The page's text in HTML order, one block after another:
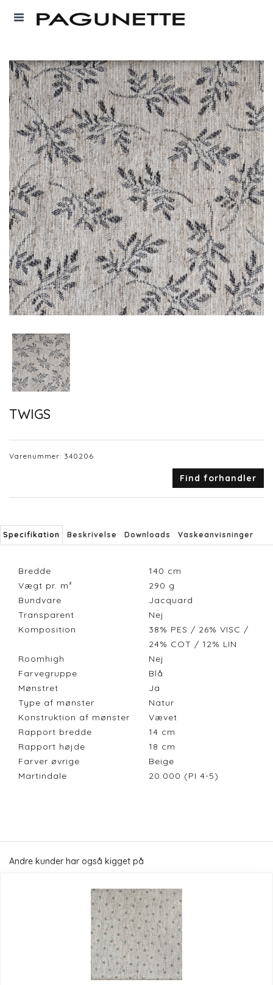
TWIGS
Varenummer: 340206
Find forhandler
Specifikation Beskrivelse Downloads Vaskeanvisninger
Bredde 140 cm
Vægt pr. m²
290 g
Bundvare
Jacquard
Transparent
Nej
Komposition
38% PES / 26% VISC /
24% COT / 12% LIN
Roomhigh
Nej
Farvegruppe
Blå
Mønstret
Ja
Type af mønster
Natur
Konstruktion af mønster
Vævet
Rapport bredde
14 cm
Rapport højde
18 cm
Farver øvrige
Beige
Martindale
20.000 (PI 4-5)
Andre kunder har også kigget på